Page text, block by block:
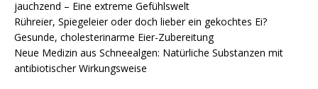
jauchzend – Eine extreme Gefühlswelt
Rühreier, Spiegeleier oder doch lieber ein gekochtes Ei?
Gesunde, cholesterinarme Eier-Zubereitung
Neue Medizin aus Schneealgen: Natürliche Substanzen mit
antibiotischer Wirkungsweise